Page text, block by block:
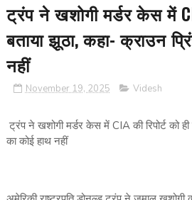
ट्रंप ने खशोगी मर्डर केस में
बताया झूठा, कहा- क्राउन
नहीं
November 19, 2025 Videsh
ट्रंप ने खशोगी मर्डर केस में CIA की रिपोर्ट को
का कोई हाथ नहीं